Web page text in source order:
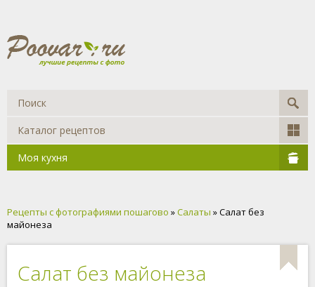
Каталог рецептов
Моя кухня
Рецепты с фотографиями пошагово »Салаты » Салат без
майонеза
Салат без майонеза